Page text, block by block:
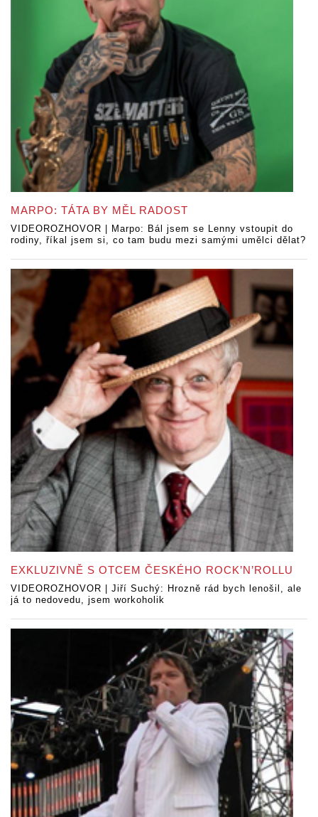
MARPO: TÁTA BY MĚL RADOST
VIDEOROZHOVOR | Marpo: Bál jsem se Lenny vstoupit do
rodiny, říkal jsem si, co tam budu mezi samými umělci dělat?
EXKLUZIVNĚ S OTCEM ČESKÉHO ROCK’N’ROLLU
VIDEOROZHOVOR | Jiří Suchý: Hrozně rád bych lenošil, ale
já to nedovedu, jsem workoholik